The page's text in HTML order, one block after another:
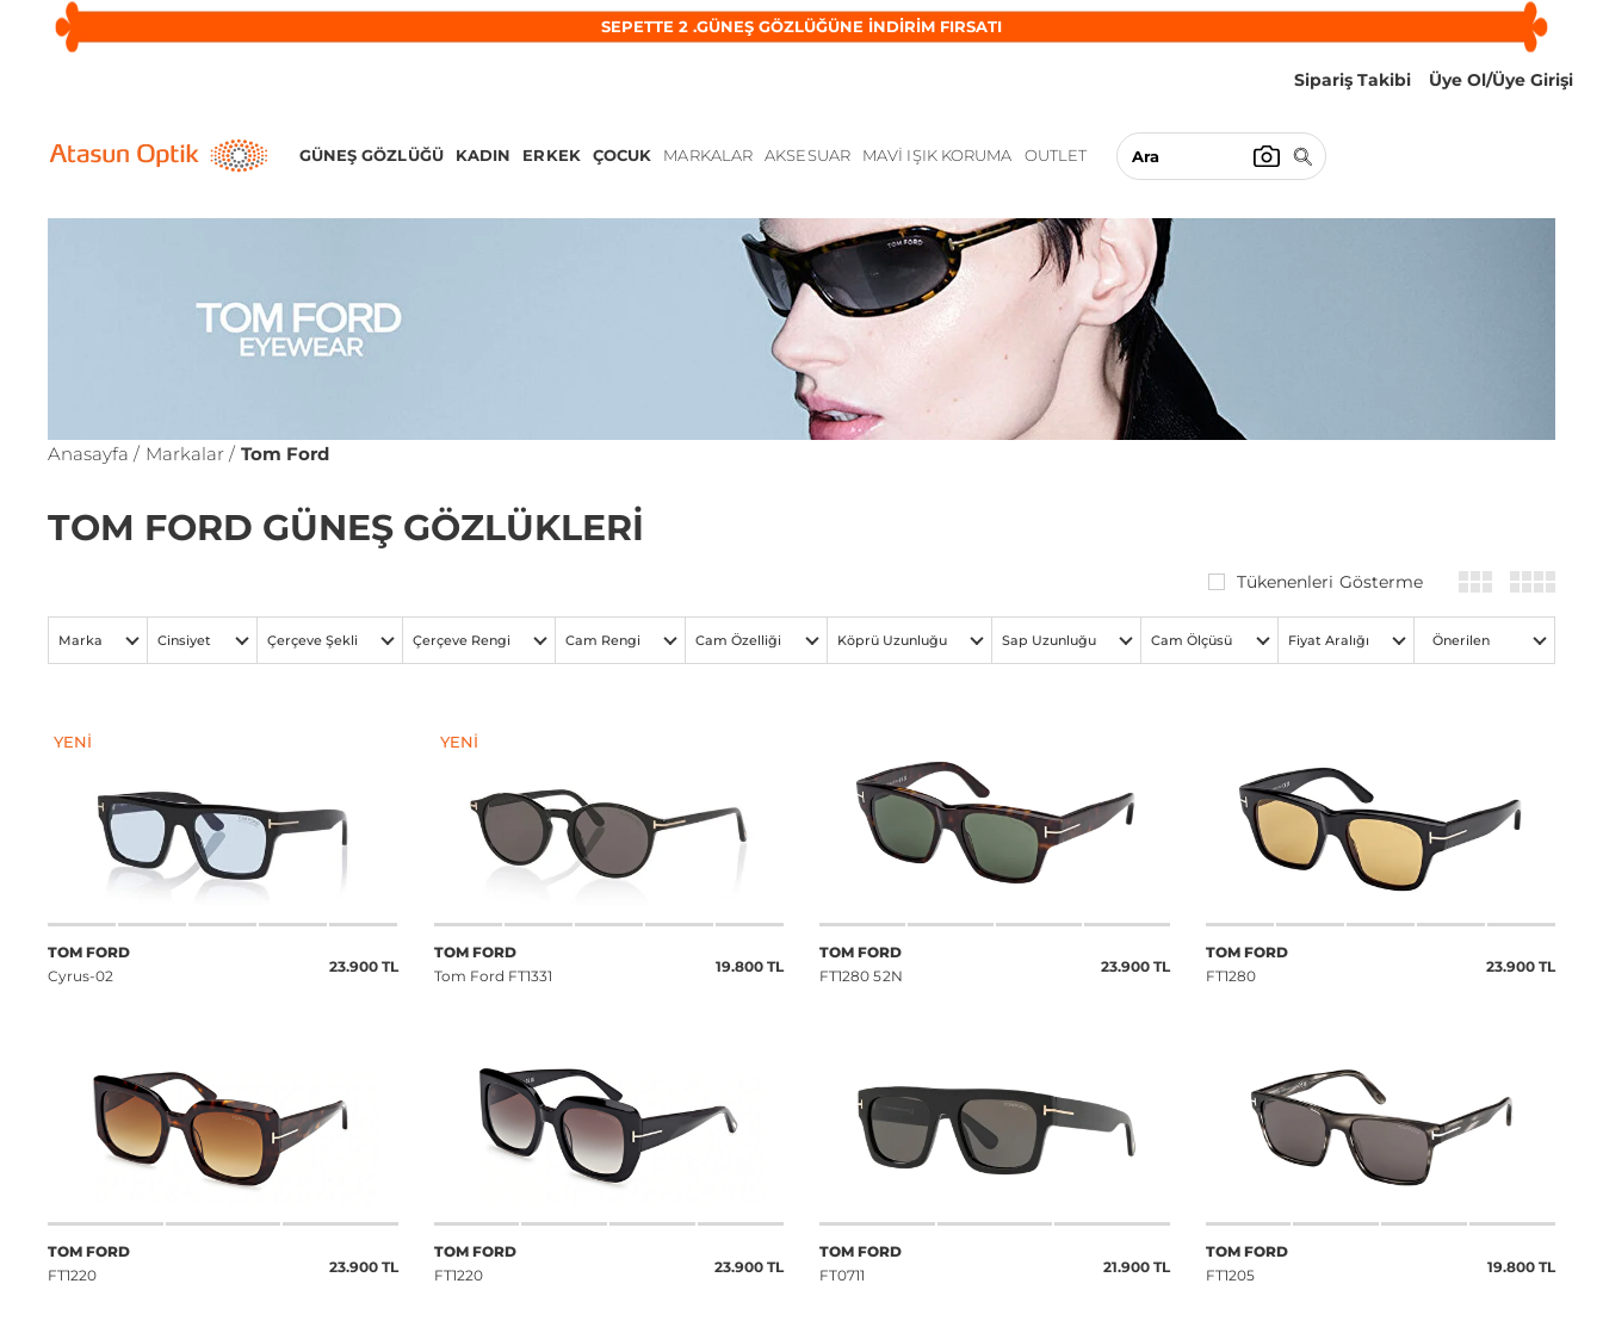
SEPETTE 2 .GÜNEŞ GÖZLÜĞÜNE İNDİRİM FIRSATI
Sipariş Takibi Üye Ol/Üye Girişi
GÜNEŞ GÖZLÜĞÜ KADIN ERKEK ÇOCUK MARKALAR AKSESUAR MAVI IŞIK KORUMA OUTLET
Anasayfa / Markalar / Tom Ford
TOM FORD GÜNEŞ GÖZLÜKLERI
Tükenenleri Gösterme
Marka Cinsiyet Çerçeve Şekli Çerçeve Rengi Cam Rengi Cam Özelliği Köprü Uzunluğu Sap Uzunluğu Cam Ölçüsü Fiyat Aralığı Önerilen
YENI
TOM FORD
Cyrus-02
23.900 TL
YENI
TOM FORD
Tom Ford FT1331
19.800 TL
TOM FORD
FT1280 52N
23.900 TL
TOM FORD
FT1280
23.900 TL
TOM FORD
FT1220
23.900 TL
TOM FORD
FT1220
23.900 TL
TOM FORD
FT0711
21.900 TL
TOM FORD
FT1205
19.800 TL